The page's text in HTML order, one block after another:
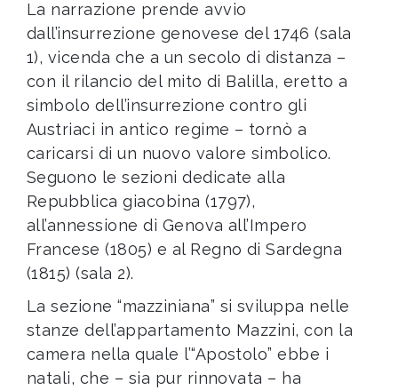
La narrazione prende avvio
dall’insurrezione genovese del 1746 (sala
1), vicenda che a un secolo di distanza –
con il rilancio del mito di Balilla, eretto a
simbolo dell’insurrezione contro gli
Austriaci in antico regime – tornò a
caricarsi di un nuovo valore simbolico.
Seguono le sezioni dedicate alla
Repubblica giacobina (1797),
all’annessione di Genova all’Impero
Francese (1805) e al Regno di Sardegna
(1815) (sala 2).
La sezione “mazziniana” si sviluppa nelle
stanze dell’appartamento Mazzini, con la
camera nella quale l’“Apostolo” ebbe i
natali, che – sia pur rinnovata – ha